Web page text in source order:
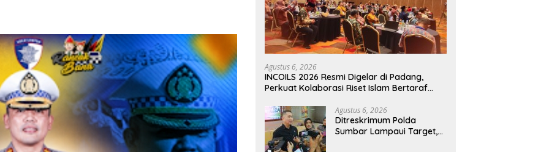
Agustus 6, 2026
INCOILS 2026 Resmi Digelar di Padang,
Perkuat Kolaborasi Riset Islam Bertaraf
Agustus 6, 2026
Ditreskrimum Polda
Sumbar Lampaui Target,